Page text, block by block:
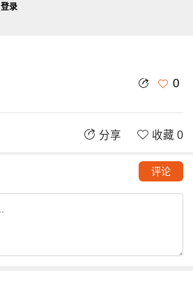
0
分享 收藏 0
评论
登录